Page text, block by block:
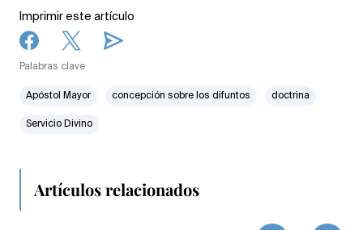
Imprimir este artículo
Palabras clave
Apóstol Mayor concepción sobre los difuntos doctrina
Servicio Divino
Artículos relacionados